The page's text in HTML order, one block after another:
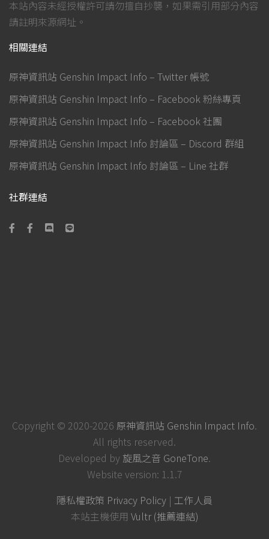
本站內容未經授權許可請勿擅自抄襲，如果需引用部分內容
請註明來源網址。
相關連結
原神資訊站 Genshin Impact Info – Twitter 帳號
原神資訊站 Genshin Impact Info – Facebook 粉絲專頁
原神資訊站 Genshin Impact Info – Facebook 社團
原神資訊站 Genshin Impact Info 討論區 – Discord 群組
原神資訊站 Genshin Impact Info 討論區 – Line 社群
社群連結
Copyright © 2020-2026 原神資訊站 Genshin Impact Info.
All rights reserved.
Developed by 旋風之音 GoneTone.
Website version: 1.1.7
隱私權政策 Privacy Policy | 工作人員
本站主機使用 Vultr (推薦連結)